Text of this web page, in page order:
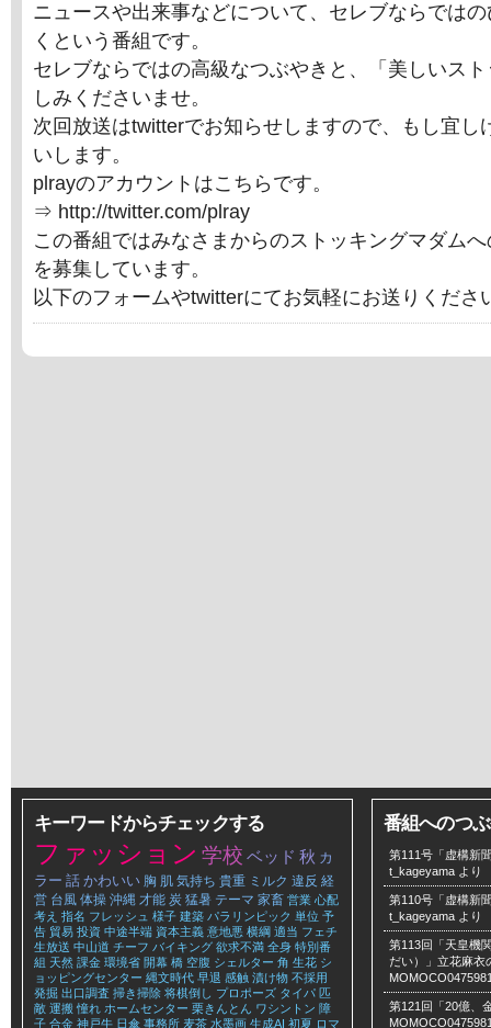
ニュースや出来事などについて、セレブならでは
くという番組です。
セレブならではの高級なつぶやきと、「美しいス
しみくださいませ。
次回放送はtwitterでお知らせしますので、もし宜し
いします。
plrayのアカウントはこちらです。
⇒ http://twitter.com/plray
この番組ではみなさまからのストッキングマダム
を募集しています。
以下のフォームやtwitterにてお気軽にお送りくださ
キーワードからチェックする
ファッション 学校 ベッド 秋 カ
ラー 話 かわいい 胸 肌 気持ち 貴重 ミルク 違反 経
営 台風 体操 沖縄 才能 炭 猛暑 テーマ 家畜 営業 心配
考え 指名 フレッシュ 様子 建築 パラリンピック 単位 予
告 貿易 投資 中途半端 資本主義 意地悪 横綱 適当 フェチ
生放送 中山道 チーフ バイキング 欲求不満 全身 特別番
組 天然 課金 環境省 開幕 橋 空腹 シェルター 角 生花 シ
ョッピングセンター 縄文時代 早退 感触 漬け物 不採用
発掘 出口調査 掃き掃除 将棋倒し プロポーズ タイパ 匹
敵 運搬 憧れ ホームセンター 栗きんとん ワシントン 障
子 合金 神戸牛 日傘 事務所 麦茶 水墨画 生成AI 初夏 ロマ
番組へのつ
第111号「虚構新
t_kageyama より
第110号「虚構新
t_kageyama より
第113回「天皇機
だい）」立花麻衣
第121回「20億、